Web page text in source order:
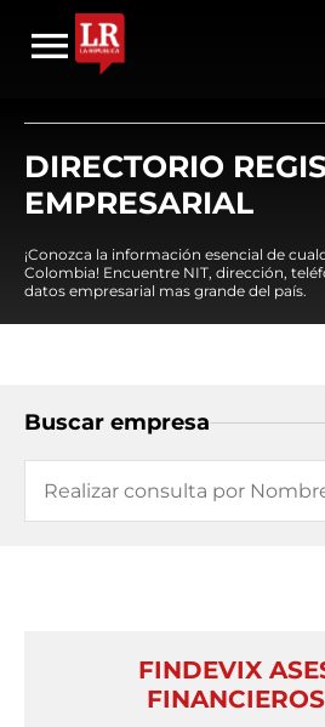
DIRECTORIO
EMPRESARIAL
¡Conozca la información esencial de
Colombia! Encuentre NIT, dirección,
datos empresarial mas grande del país.
Buscar empresa
FINDEVIX